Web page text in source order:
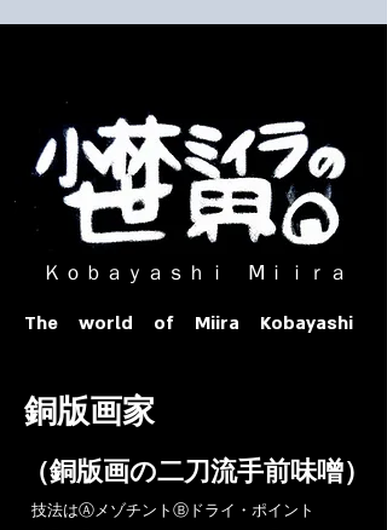
ｏｂａｙａｓｈｉ Ⅿｉｉｒａ​
The world of Miira Kobayashi
​銅版画家
​（銅版画の二刀流手前味噌）
​技法はⒶメゾチントⒷドライ・ポイント